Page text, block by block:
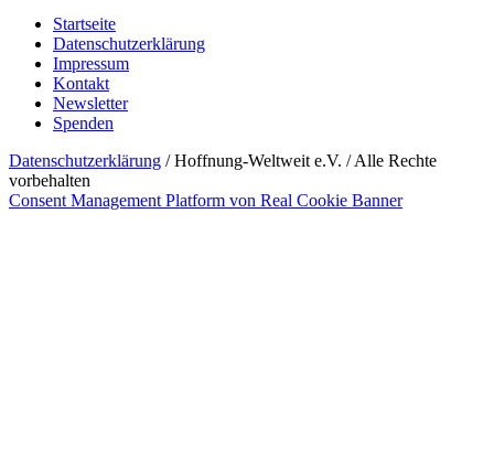
Startseite
Datenschutzerklärung
Impressum
Kontakt
Newsletter
Spenden
Datenschutzerklärung / Hoffnung-Weltweit e.V. / Alle Rechte
vorbehalten
Consent Management Platform von Real Cookie Banner